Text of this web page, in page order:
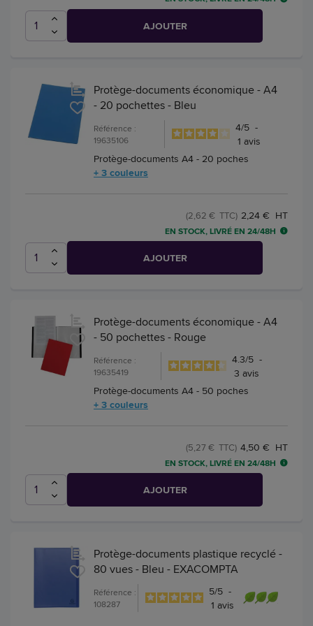
AJOUTER
Protège-documents économique - A4
- 20 pochettes - Bleu
Référence :
19635106
4/5 -
1 avis
Protège-documents A4 - 20 poches
+ 3 couleurs
2,24 € HT
(2,62 € TTC)
EN STOCK, LIVRÉ EN 24/48H
AJOUTER
Protège-documents économique - A4
- 50 pochettes - Rouge
Référence :
19635419
4.3/5 -
3avis
Protège-documents A4 - 50 poches
+ 3 couleurs
4,50 € HT
(5,27 € TTC)
EN STOCK, LIVRÉ EN 24/48H
AJOUTER
Protège-documents plastique recyclé -
80 vues - Bleu - EXACOMPTA
Référence :
108287
5/5 -
1 avis